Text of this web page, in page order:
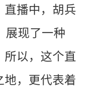
直播中，胡兵
展现了一种
所以，这个直
地，更代表着